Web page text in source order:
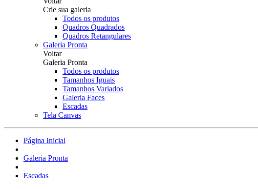
Crie sua galeria
Todos os produtos
Quadros Quadrados
Quadros Retangulares
Galeria Pronta
Voltar
Galeria Pronta
Todos os produtos
Tamanhos Iguais
Tamanhos Variados
Galeria Faces
Escadas
Tela Canvas
Página Inicial
Galeria Pronta
Escadas